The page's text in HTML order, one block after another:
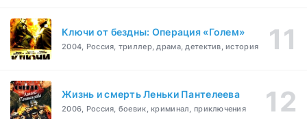
Ключи от бездны: Операция «Голем»
2004, Россия, триллер, драма, детектив, история
Жизнь и смерть Леньки Пантелеева
2006, Россия, боевик, криминал, приключения